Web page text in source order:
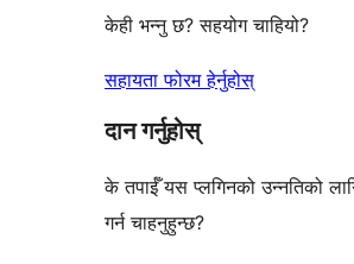
केही भन्नु छ? सहयोग चाहियो?
सहायता फोरम हेर्नुहोस्
दान गर्नुहोस्
के तपाईँ यस प्लगिनको उन्नतिको
गर्न चाहनुहुन्छ?